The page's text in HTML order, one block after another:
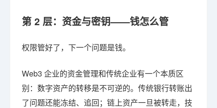
第 2 层：资金与密钥——钱怎么管
权限管好了，下一个问题是钱。
Web3 企业的资金管理和传统企业有一个本质区
别：数字资产的转移是不可逆的。传统银行转账出
了问题还能冻结、追回；链上资产一旦被转走，技